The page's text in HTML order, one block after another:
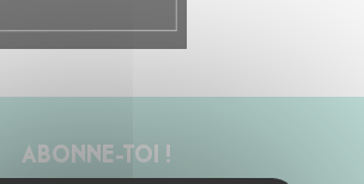
ABONNE-TOI !